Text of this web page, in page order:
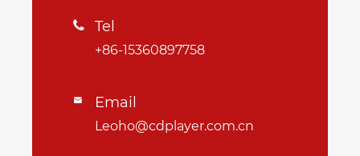
 Tel
+86-15360897758
 Email
Leoho@cdplayer.com.cn